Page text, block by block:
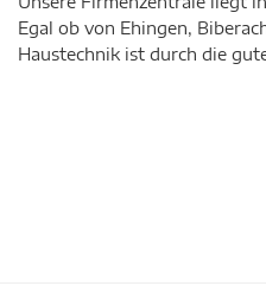
Egal ob von Ehingen,
Haustechnik ist durch die